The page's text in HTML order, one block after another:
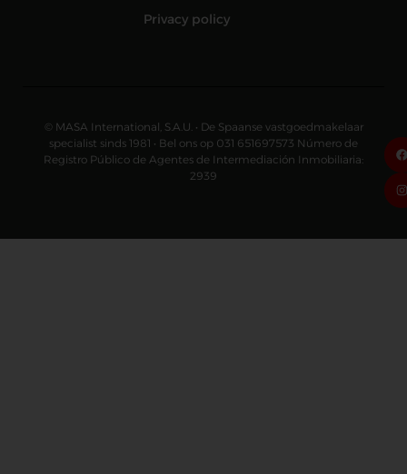
Privacy policy
© MASA International, S.A.U. • De Spaanse vastgoedmakelaar
specialist sinds 1981 • Bel ons op 031 651697573 Número de
Registro Público de Agentes de Intermediación Inmobiliaria:
2939